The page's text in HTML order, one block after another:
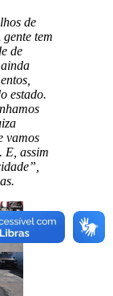
de
tem
de
estado.
vamos
E, assim